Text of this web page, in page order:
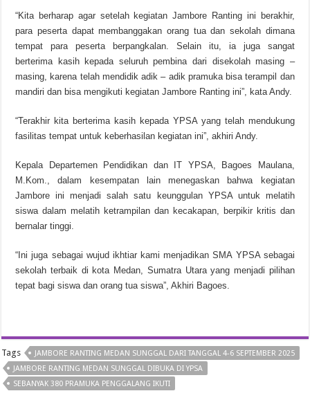
“Kita berharap agar setelah kegiatan Jambore Ranting ini berakhir,
para peserta dapat membanggakan orang tua dan sekolah dimana
tempat para peserta berpangkalan. Selain itu, ia juga sangat
berterima kasih kepada seluruh pembina dari disekolah masing –
masing, karena telah mendidik adik – adik pramuka bisa terampil dan
mandiri dan bisa mengikuti kegiatan Jambore Ranting ini”, kata Andy.
“Terakhir kita berterima kasih kepada YPSA yang telah mendukung
fasilitas tempat untuk keberhasilan kegiatan ini”, akhiri Andy.
Kepala Departemen Pendidikan dan IT YPSA, Bagoes Maulana,
M.Kom., dalam kesempatan lain menegaskan bahwa kegiatan
Jambore ini menjadi salah satu keunggulan YPSA untuk melatih
siswa dalam melatih ketrampilan dan kecakapan, berpikir kritis dan
bernalar tinggi.
“Ini juga sebagai wujud ikhtiar kami menjadikan SMA YPSA sebagai
sekolah terbaik di kota Medan, Sumatra Utara yang menjadi pilihan
tepat bagi siswa dan orang tua siswa”, Akhiri Bagoes.
Tags
JAMBORE RANTING MEDAN SUNGGAL DARI TANGGAL 4-6 SEPTEMBER 2025
JAMBORE RANTING MEDAN SUNGGAL DIBUKA DI YPSA
SEBANYAK 380 PRAMUKA PENGGALANG IKUTI